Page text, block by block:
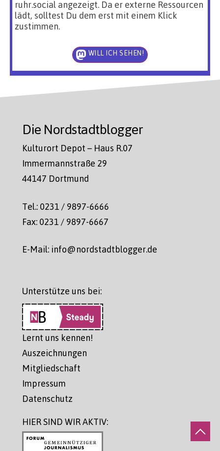
ruhr.social angezeigt. Da er externe Ressourcen
lädt, solltest Du dem erst mit einem Klick
zustimmen.
WILL ICH SEHEN!
Die Nordstadtblogger
Kulturort Depot – Haus R.07
Immermannstraße 29
44147 Dortmund
Tel.: 0231 / 9897-6666
Fax: 0231 / 9897-6667
E-Mail: info@nordstadtblogger.de
Unterstütze uns bei:
Lernt uns kennen!
Auszeichnungen
Mitgliedschaft
Impressum
Datenschutz
HIER SIND WIR AKTIV: